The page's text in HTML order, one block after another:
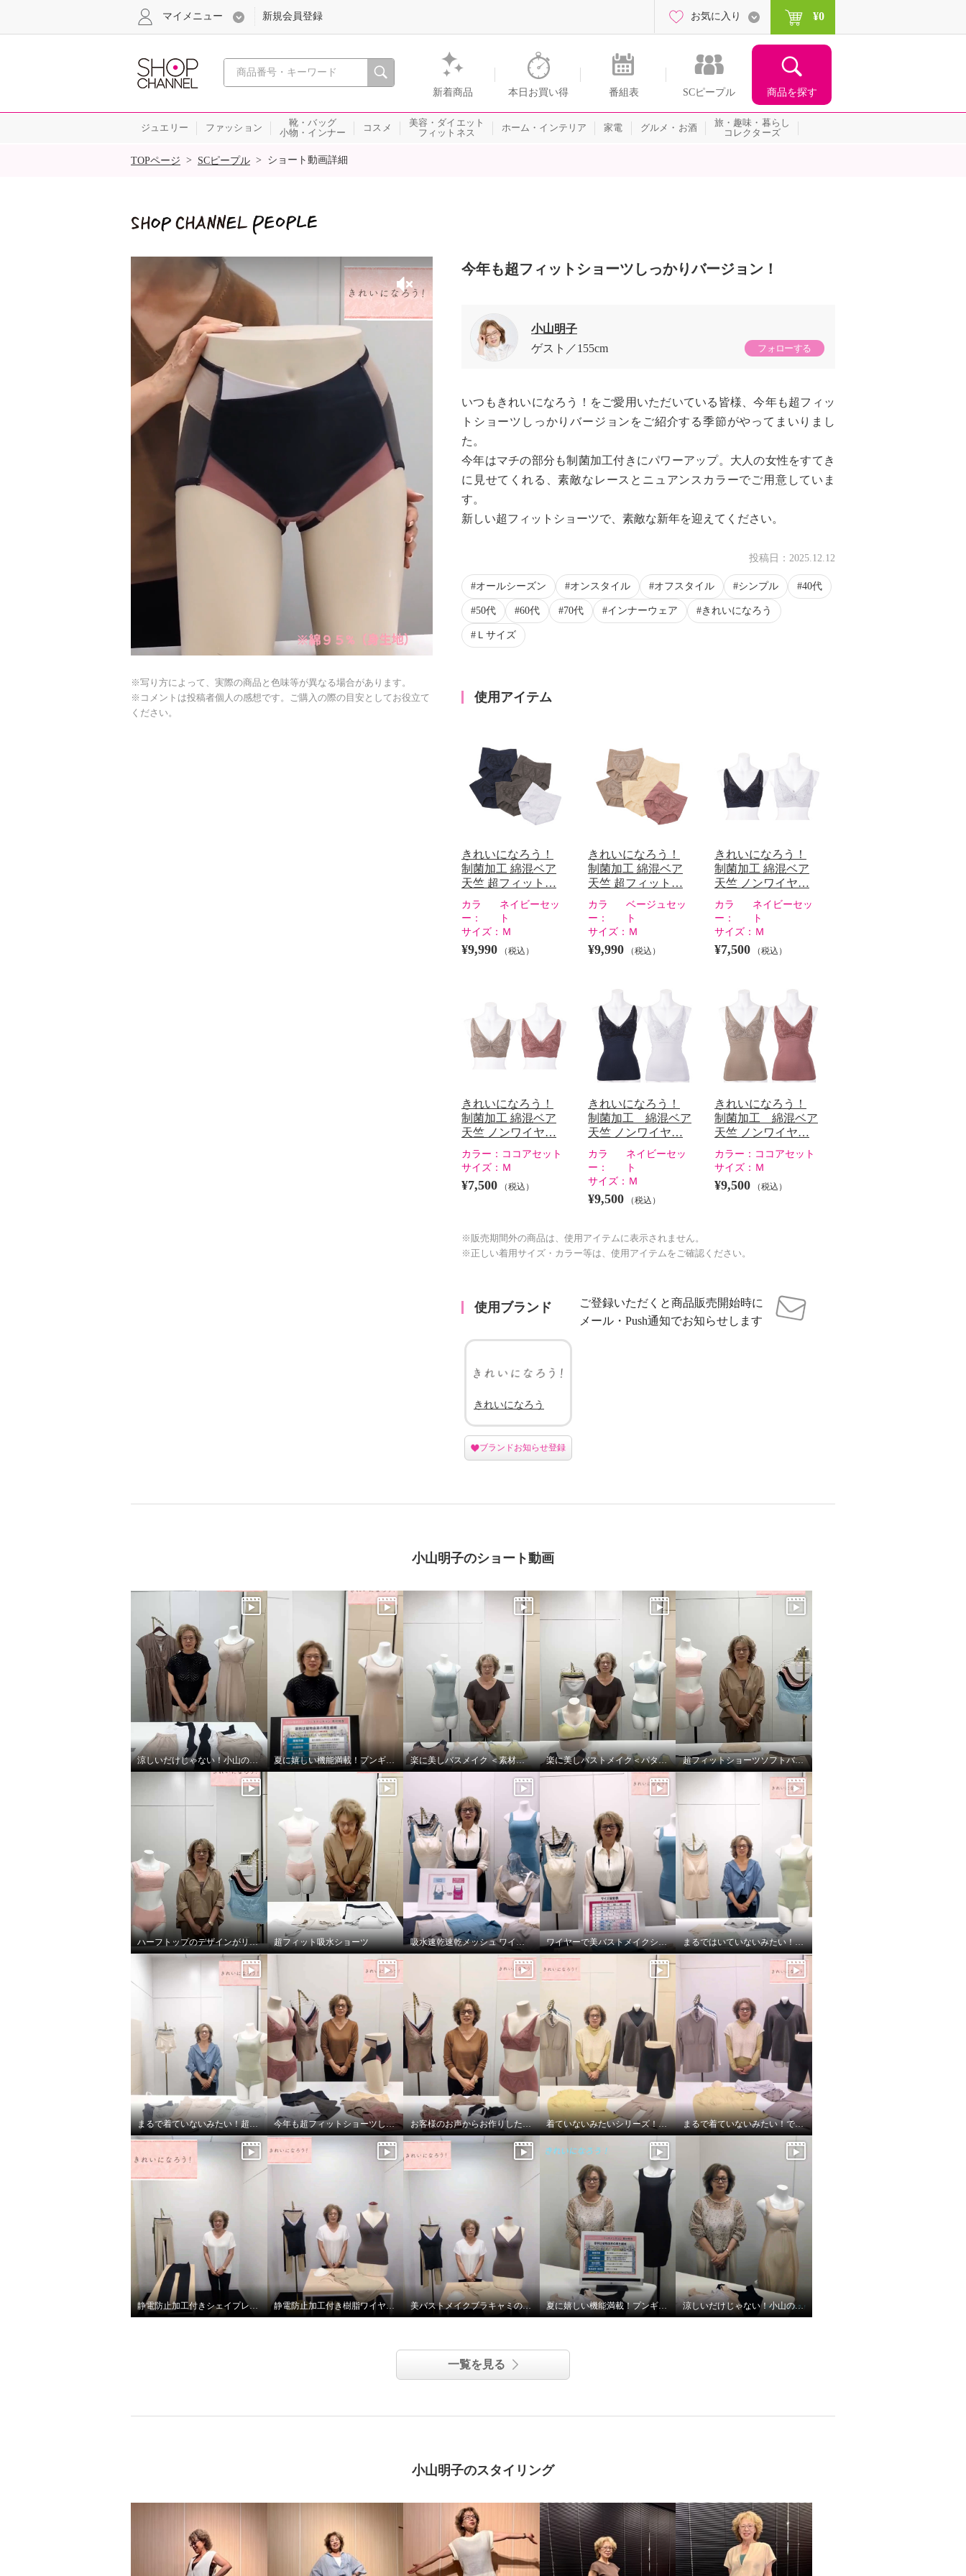
心おどる、瞬間を。通販・テレビショッピングのショップチャンネル
新着商品 本日お買い得 番組表 SCピープル 商品を探す
マイメニュー 新規会員登録 お気に入り ¥0
ジュエリー ファッション
靴・バッグ
小物・インナー
コスメ
美容・ダイエット
フィットネス
ホーム・インテリア 家電 グルメ・お酒
旅・趣味・暮らし
コレクターズ
SALE
TOPページ > SCピープル > ショート動画詳細
きれいになろう！ 制菌加工 綿
混ベア天竺 超フィットショー
ツ “しっかりバージョン” ５枚
¥0
きれいになろう！ 制菌加工 綿
混ベア天竺 超フィットショー
ツ “しっかりバージョン” ５枚
※写り方によって、実際の商品と色味等が異なる場合があります。
※コメントは投稿者個人の感想です。ご購入の際の目安としてお役立て
ください。
今年も超フィットショーツしっかりバージョン！
小山明子
ゲスト
155cm フォローする
いつもきれいになろう！をご愛用いただいている皆様、今年も超フィッ
トショーツしっかりバージョンをご紹介する季節がやってまいりまし
た。
今年はマチの部分も制菌加工付きにパワーアップ。大人の女性をすてき
に見せてくれる、素敵なレースとニュアンスカラーでご用意していま
す。
新しい超フィットショーツで、素敵な新年を迎えてください。
投稿日： 2025.12.12
オールシーズン オンスタイル オフスタイル シンプル 40代
50代 60代 70代 インナーウェア きれいになろう
Ｌサイズ
使用アイテム
きれいになろう！
制菌加工 綿混ベア
天竺 超フィット…
カラ
ー：
ネイビーセッ
ト
サイズ： Ｍ
¥9,990 （税込）
きれいになろう！
制菌加工 綿混ベア
天竺 超フィット…
カラ
ー：
ベージュセッ
ト
サイズ： Ｍ
¥9,990 （税込）
きれいになろう！
制菌加工 綿混ベア
天竺 ノンワイヤ…
カラ
ー：
ネイビーセッ
ト
サイズ： Ｍ
¥7,500 （税込）
きれいになろう！
制菌加工 綿混ベア
天竺 ノンワイヤ…
カラー： ココアセット
サイズ： Ｍ
¥7,500 （税込）
きれいになろう！
制菌加工 綿混ベア
天竺 ノンワイヤ…
カラ
ー：
ネイビーセッ
ト
サイズ： Ｍ
¥9,500 （税込）
きれいになろう！
制菌加工 綿混ベア
天竺 ノンワイヤ…
カラー： ココアセット
サイズ： Ｍ
¥9,500 （税込）
※販売期間外の商品は、使用アイテムに表示されません。
※正しい着用サイズ・カラー等は、使用アイテムをご確認ください。
使用ブランド
ご登録いただくと商品販売開始時に
メール・Push通知でお知らせします
きれいになろう
ブランドお知らせ登録
小山明子のショート動画
涼しいだけじゃない！小山のこだわり 夏に嬉しい機能満載！プンギインギョンシリ ーズ 楽に美しバスメイク ＜素材編＞ 楽に美しバストメイク＜パターン編＞ 超フィットショーツソフトバージョン！
ハーフトップのデザインがリニューアル！ 超フィット吸水ショーツ 吸水速乾速乾メッシュ ワイヤーで美バストメイク ブラキャミ ワイヤーで美バストメイクシリーズ サイズの選び方 まるではいていないみたい！超のびのび吸水速乾付きショーツ
まるで着ていないみたい！超のびのび吸水速乾 付きカップ付きタンクトップ 今年も超フィットショーツしっかりバージョン！ お客様のお声からお作りしたブラとブラキャミです！ 着ていないみたいシリーズ！超のびのび秋冬バージョン まるで着ていないみたい！でもおしゃれ！
静電防止加工付きシェイプレギンス2枚セット 静電防止加工付き樹脂ワイヤー入り美バストメイクブラキャミ 美バストメイクブラキャミの着方のポイント！ 涼しいだけじゃない！小山のこだわり
一覧を見る
小山明子のスタイリング